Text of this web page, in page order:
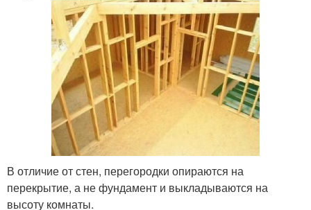
В отличие от стен, перегородки опираются на
перекрытие, а не фундамент и выкладываются на
высоту комнаты.